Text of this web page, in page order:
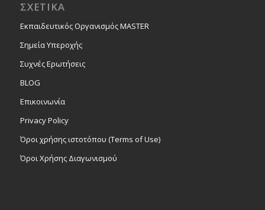
ΣΧΕΤΙΚΑ
Εκπαιδευτικός Οργανισμός MASTER
Σημεία Υπεροχής
Συχνές Ερωτήσεις
BLOG
Επικοινωνία
Privacy Policy
Όροι χρήσης ιστοτόπου (Terms of Use)
Όροι Χρήσης Διαγωνισμού